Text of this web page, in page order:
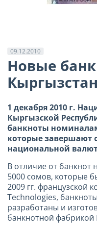
09.12.2010
Новые
1 декабря2010 г.
Кыргызской
банкноты
которые завершают
национальной
В отличие от банкнот
5000 сомов, которые
2009 гг. французской
Technologies,
разработаны и
банкнотной фабрикой